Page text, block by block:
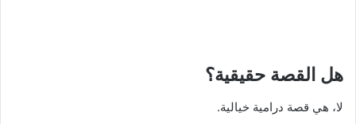
هل القصة حقيقية؟
لا، هي قصة درامية خيالية.